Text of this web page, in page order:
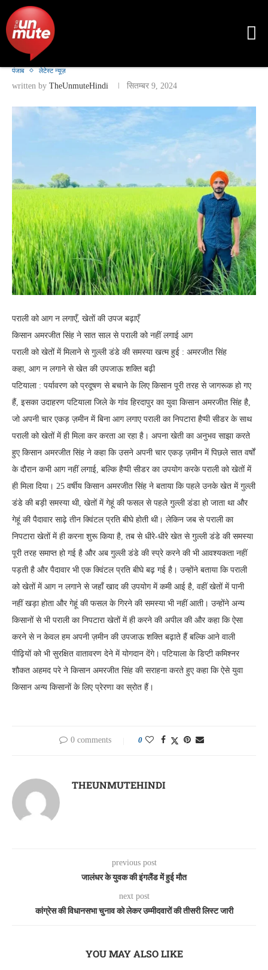
पंजाब लेटेस्ट न्यूज़
written by TheUnmuteHindi सितम्बर 9, 2024
पराली को आग न लगाएँ, खेतों की उपज बढ़ाएँ
किसान अमरजीत सिंह ने सात साल से पराली को नहीं लगाई आग
पराली को खेतों में मिलाने से गुल्ली डंडे की समस्या खत्म हुई : अमरजीत सिंह
कहा, आग न लगाने से खेत की उपजाऊ शक्ति बढ़ी
पटियाला : पर्यावरण को प्रदूषण से बचाने के लिए किसान पूरी तरह से जागरूक हो गए
हैं, इसका उदाहरण पटियाला जिले के गांव हिरदापुर का युवा किसान अमरजीत सिंह है,
जो अपनी चार एकड़ ज़मीन में बिना आग लगाए पराली का निपटारा हैप्पी सीडर के साथ
पराली को खेतों में ही मिला कर करता आ रहा है। अपना खेती का अनुभव साझा करते
हुए किसान अमरजीत सिंह ने कहा कि उसने अपनी चार एकड़ ज़मीन में पिछले सात वर्षों
के दौरान कभी आग नहीं लगाई, बल्कि हैप्पी सीडर का उपयोग करके पराली को खेतों में
ही मिला दिया। 25 वर्षीय किसान अमरजीत सिंह ने बताया कि पहले उनके खेत में गुल्ली
डंडे की बड़ी समस्या थी, खेतों में गेहूं की फसल से पहले गुल्ली डंडा हो जाता था और
गेहूं की पैदावार साढ़े तीन क्विंटल प्रति बीघे होती थी। लेकिन जब से पराली का
निपटारा खेतों में ही करना शुरू किया है, तब से धीरे-धीरे खेत से गुल्ली डंडे की समस्या
पूरी तरह समाप्त हो गई है और अब गुल्ली डंडे की स्प्रे करने की भी आवश्यकता नहीं
पड़ती है और पैदावार भी एक क्विंटल प्रति बीघे बढ़ गई है। उन्होंने बताया कि पराली
को खेतों में आग न लगाने से जहाँ खाद की उपयोग में कमी आई है, वहीं खेतों में पानी
नहीं खड़ा होता और गेहूं की फसल के गिरने की समस्या भी नहीं आती। उन्होंने अन्य
किसानों से भी पराली का निपटारा खेतों में ही करने की अपील की और कहा कि ऐसा
करने से न केवल हम अपनी ज़मीन की उपजाऊ शक्ति बढ़ाते हैं बल्कि आने वाली
पीढ़ियों को भी सुरक्षित वातावरण देने में योगदान देंगे। पटियाला के डिप्टी कमिश्नर
शौकत अहमद परे ने किसान अमरजीत सिंह की सराहना करते हुए कहा कि ऐसे युवा
किसान अन्य किसानों के लिए प्रेरणा का स्रोत हैं।
0 comments 0
THEUNMUTEHINDI
previous post
जालंधर के युवक की इंगलैंड में हुई मौत
next post
कांग्रेस की विधानसभा चुनाव को लेकर उम्मीदवारों की तीसरी लिस्ट जारी
YOU MAY ALSO LIKE